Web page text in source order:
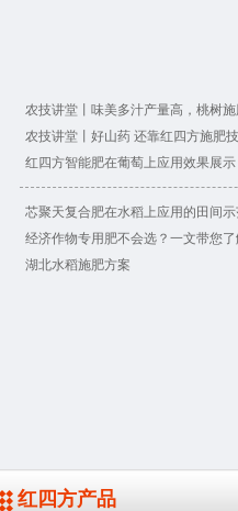
农技讲堂丨味美多汁产量高，桃树
农技讲堂丨好山药 还靠红四方施肥
红四方智能肥在葡萄上应用效果展示
芯聚天复合肥在水稻上应用的田间
经济作物专用肥不会选？一文带您
湖北水稻施肥方案
红四方产品